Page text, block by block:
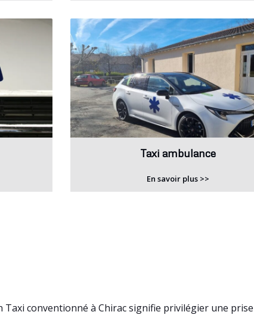
Taxi ambulance
En savoir plus >>
Taxi conventionné à Chirac signifie privilégier une